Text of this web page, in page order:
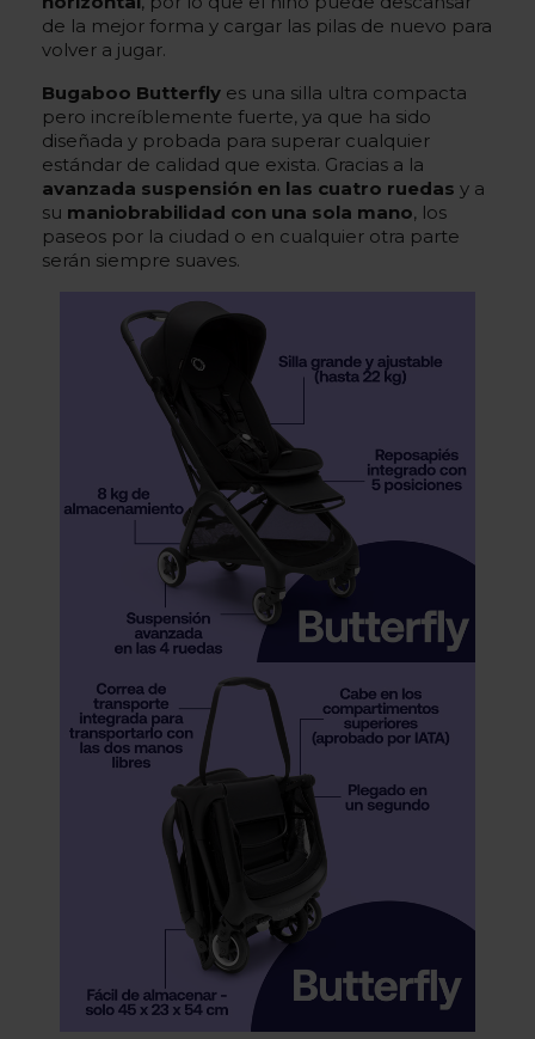
de la mejor forma y cargar las pilas de nuevo para
volver a jugar.
Bugaboo Butterfly es una silla ultra compacta
pero increíblemente fuerte, ya que ha sido
diseñada y probada para superar cualquier
estándar de calidad que exista. Gracias a la
avanzada suspensión en las cuatro ruedas y a
su maniobrabilidad con una sola mano, los
paseos por la ciudad o en cualquier otra parte
serán siempre suaves.